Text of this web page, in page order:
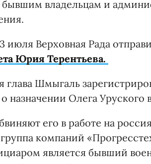
бывшим владельцам и
июля Верховная Рада
Юрия Терентьева.
глава Шмыгаль
назначении Олега Уруского
его в работе на
группа компаний
является бывший